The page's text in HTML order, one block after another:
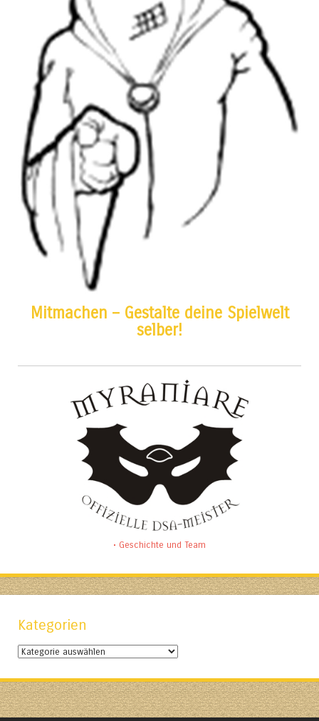
Mitmachen – Gestalte deine Spielwelt
selber!
• Geschichte und Team
Kategorien
Kategorien